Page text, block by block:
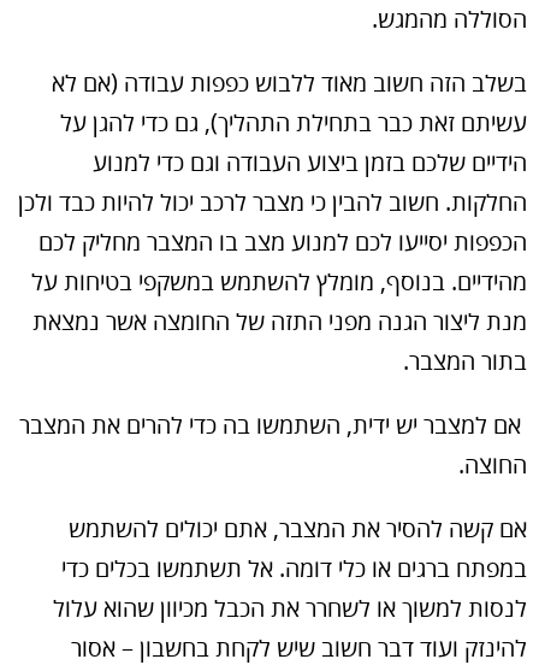
הסוללה מהמגש.
בשלב הזה חשוב מאוד ללבוש כפפות עבודה (אם לא
עשיתם זאת כבר בתחילת התהליך), גם כדי להגן על
הידיים שלכם בזמן ביצוע העבודה וגם כדי למנוע
החלקות. חשוב להבין כי מצבר לרכב יכול להיות כבד ולכן
הכפפות יסייעו לכם למנוע מצב בו המצבר מחליק לכם
מהידיים. בנוסף, מומלץ להשתמש במשקפי בטיחות על
מנת ליצור הגנה מפני התזה של החומצה אשר נמצאת
בתור המצבר.
אם למצבר יש ידית, השתמשו בה כדי להרים את המצבר
החוצה.
אם קשה להסיר את המצבר, אתם יכולים להשתמש
במפתח ברגים או כלי דומה. אל תשתמשו בכלים כדי
לנסות למשוך או לשחרר את הכבל מכיוון שהוא עלול
להינזק ועוד דבר חשוב שיש לקחת בחשבון – אסור